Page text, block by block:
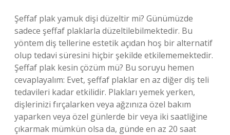
Şeffaf plak yamuk dişi düzeltir mi? Günümüzde
sadece şeffaf plaklarla düzeltilebilmektedir. Bu
yöntem diş tellerine estetik açıdan hoş bir alternatif
olup tedavi süresini hiçbir şekilde etkilememektedir.
Şeffaf plak kesin çözüm mü? Bu soruyu hemen
cevaplayalım: Evet, şeffaf plaklar en az diğer diş teli
tedavileri kadar etkilidir. Plakları yemek yerken,
dişlerinizi fırçalarken veya ağzınıza özel bakım
yaparken veya özel günlerde bir veya iki saatliğine
çıkarmak mümkün olsa da, günde en az 20 saat